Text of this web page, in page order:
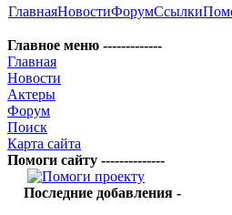
ГлавнаяНовостиФорумСсылки
Главное меню -------------
Главная
Новости
Актеры
Форум
Поиск
Карта сайта
Помоги сайту --------------
Последние добавления -